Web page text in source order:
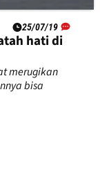
25/07/19
hati di
merugikan
bisa